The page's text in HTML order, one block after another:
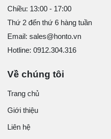
Chiều: 13:00 - 17:00
Thứ 2 đến thứ 6 hàng tuần
Email: sales@honto.vn
Hotline: 0912.304.316
Về chúng tôi
Trang chủ
Giới thiệu
Liên hệ